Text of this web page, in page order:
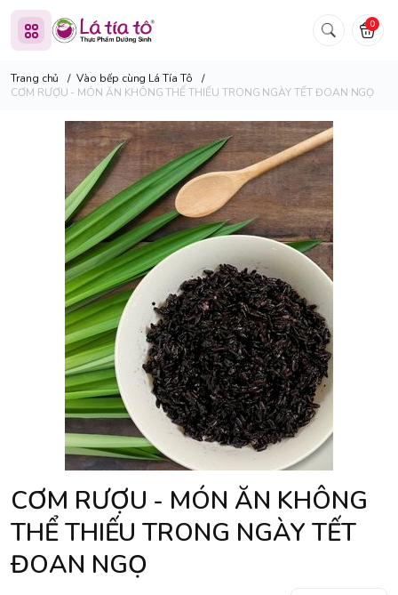
0
Trang chủ / Vào bếp cùng Lá Tía Tô
/
CƠM RƯỢU - MÓN ĂN KHÔNG THỂ THIẾU TRONG NGÀY TẾT ĐOAN NGỌ
CƠM RƯỢU - MÓN ĂN KHÔNG
THỂ THIẾU TRONG NGÀY TẾT
ĐOAN NGỌ